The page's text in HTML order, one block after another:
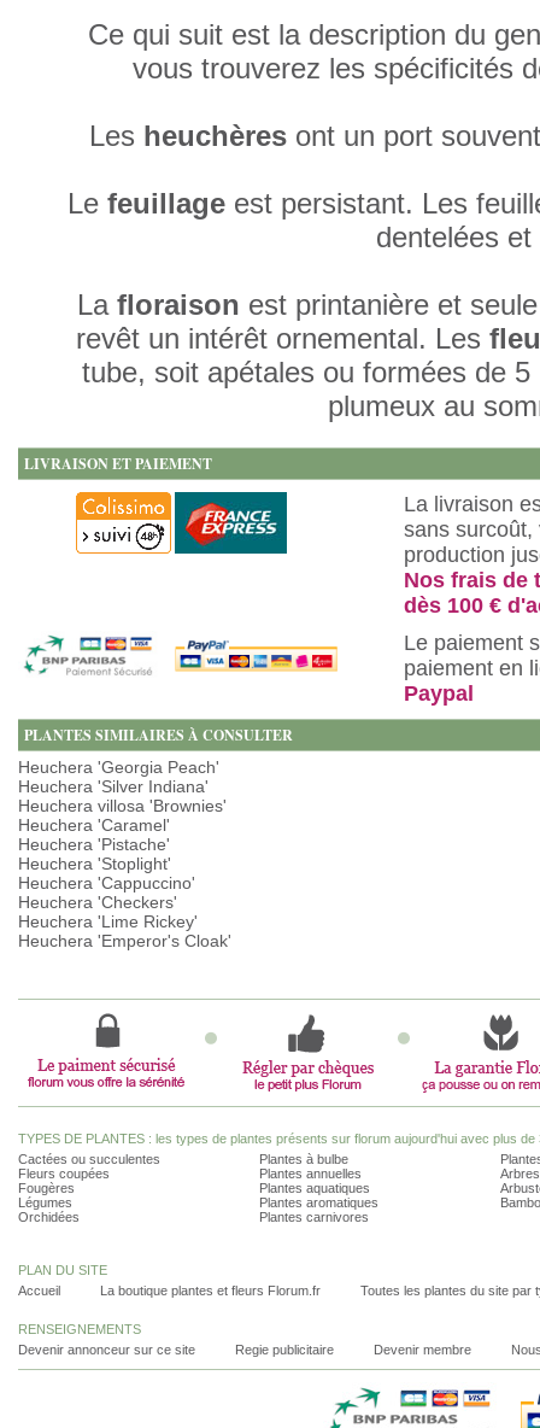
Ce qui suit est la description du
vous trouverez les spécificités
Les heuchères ont un port
Le feuillage est persistant. Les
dentelées
La floraison est printanière et
revêt un intérêt ornemental. Les
tube, soit apétales ou formées de
plumeux au
LIVRAISON ET PAIEMENT
La livraison
sans surcoût,
production
Nos frais de
dès 100 €
Le paiement
paiement en
Paypal
PLANTES SIMILAIRES À CONSULTER
Heuchera 'Georgia Peach'
Heuchera 'Silver Indiana'
Heuchera villosa 'Brownies'
Heuchera 'Caramel'
Heuchera 'Pistache'
Heuchera 'Stoplight'
Heuchera 'Cappuccino'
Heuchera 'Checkers'
Heuchera 'Lime Rickey'
Heuchera 'Emperor's Cloak'
TYPES DE PLANTES : les types de plantes présents sur florum aujourd'hui avec plus de
Cactées ou succulentes
Fleurs coupées
Fougères
Légumes
Orchidées
Plantes à bulbe
Plantes annuelles
Plantes aquatiques
Plantes aromatiques
Plantes carnivores
PLAN DU SITE
Accueil
La boutique plantes et fleurs Florum.fr Toutes les plantes du site par
RENSEIGNEMENTS
Devenir annonceur sur ce site
Regie publicitaire Devenir membre